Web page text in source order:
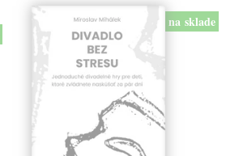
na sklade